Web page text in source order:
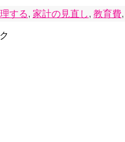
する, 家計の見直し, 教育費,